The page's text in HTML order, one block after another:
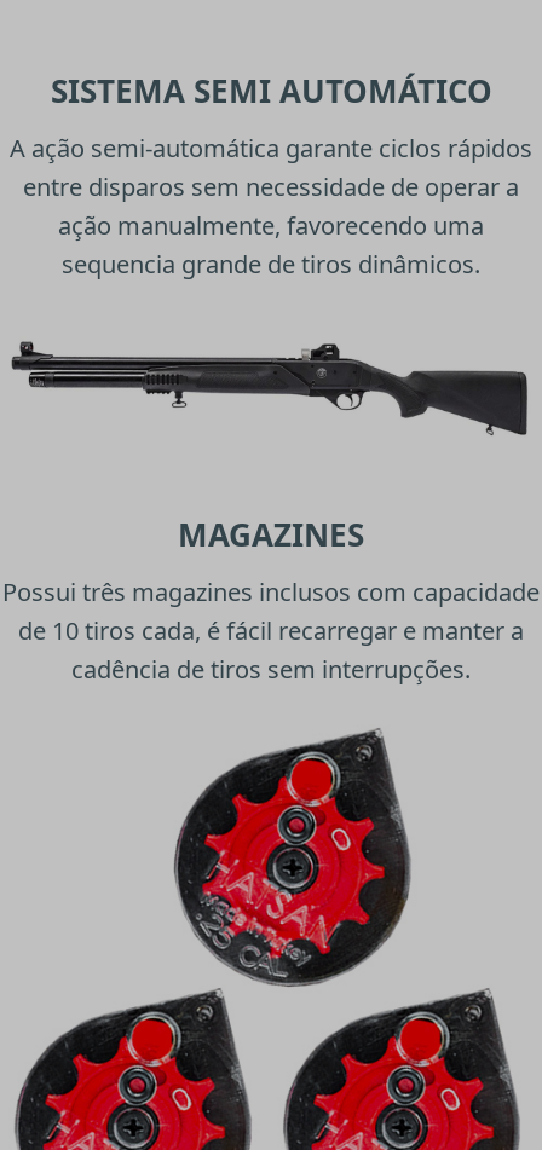
SISTEMA SEMI AUTOMÁTICO
A ação semi-automática garante ciclos rápidos
entre disparos sem necessidade de operar a
ação manualmente, favorecendo uma
sequencia grande de tiros dinâmicos.
MAGAZINES
Possui três magazines inclusos com capacidade
de 10 tiros cada, é fácil recarregar e manter a
cadência de tiros sem interrupções.